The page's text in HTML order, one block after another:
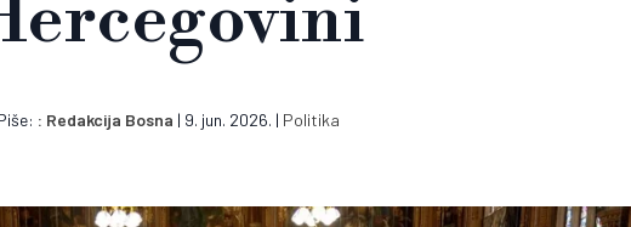
Redakcija Bosna | 9. jun. 2026. | Politika